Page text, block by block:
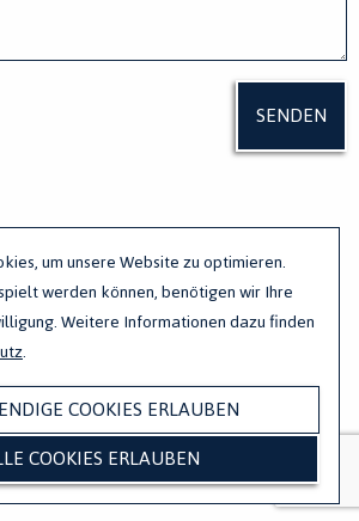
um unsere Website zu optimieren.
werden können, benötigen wir Ihre
Weitere Informationen dazu finden
.
COOKIES ERLAUBEN
COOKIES ERLAUBEN